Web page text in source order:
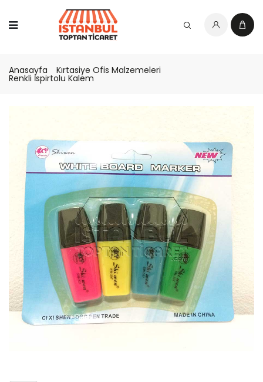
Anasayfa Kırtasiye Ofis Malzemeleri
Renkli İspirtolu Kalem